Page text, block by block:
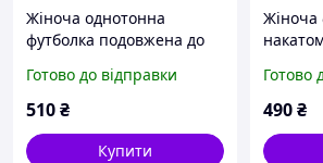
Жіноча однотонна
футболка подовжена до
52, 54-56
Готово до відправки
510₴
Купити
Жіноча
Готово
490₴